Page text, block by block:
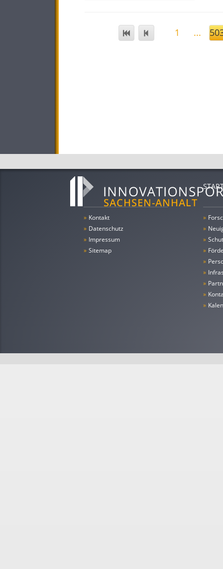
1 ...
» Kontakt
» Datenschutz
» Impressum
» Sitemap
»
»
»
»
»
»
»
»
»